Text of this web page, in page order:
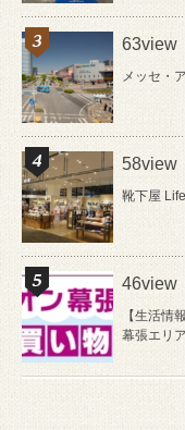
63view
メッセ・
58view
靴下屋
46view
【生活情
幕張エリ